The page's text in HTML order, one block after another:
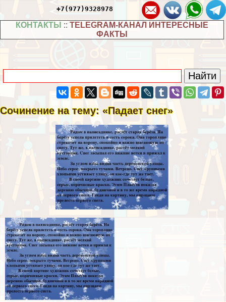
+7(977)9328978
КОНТАКТЫ :: TELEGRAM-КАНАЛ ИНТЕРЕСНЫЕ
ФАКТЫ
Сочинение на тему: «Падает снег»